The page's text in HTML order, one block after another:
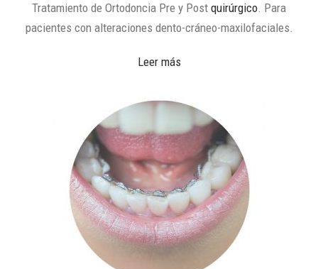
Tratamiento de Ortodoncia Pre y Post quirúrgico. Para
pacientes con alteraciones dento-cráneo-maxilofaciales.
Leer más